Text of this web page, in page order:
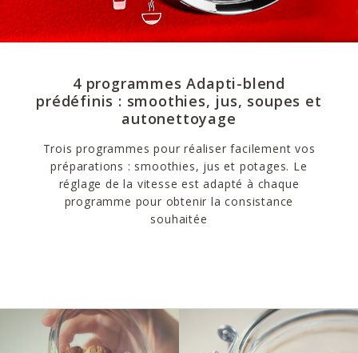
4 programmes Adapti-blend
prédéfinis : smoothies, jus, soupes et
autonettoyage
Trois programmes pour réaliser facilement vos
préparations : smoothies, jus et potages. Le
réglage de la vitesse est adapté à chaque
programme pour obtenir la consistance
souhaitée